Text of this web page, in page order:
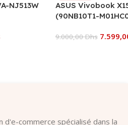
NJ513W
ASUS Vivobook
(90NB10T1-
9.000,00Dhs
d'e-commerce spécialisé dans la